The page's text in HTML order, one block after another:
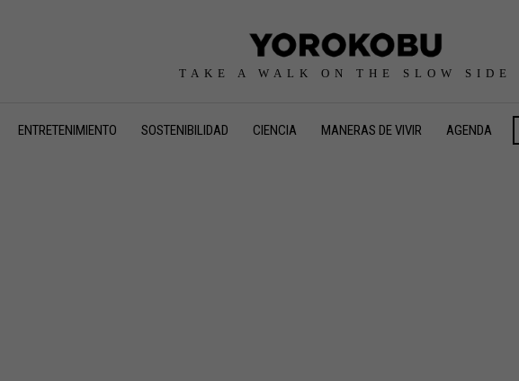
TAKE A WALK ON THE SLOW SIDE
ENTRETENIMIENTO SOSTENIBILIDAD CIENCIA MANERAS DE VIVIR AGENDA